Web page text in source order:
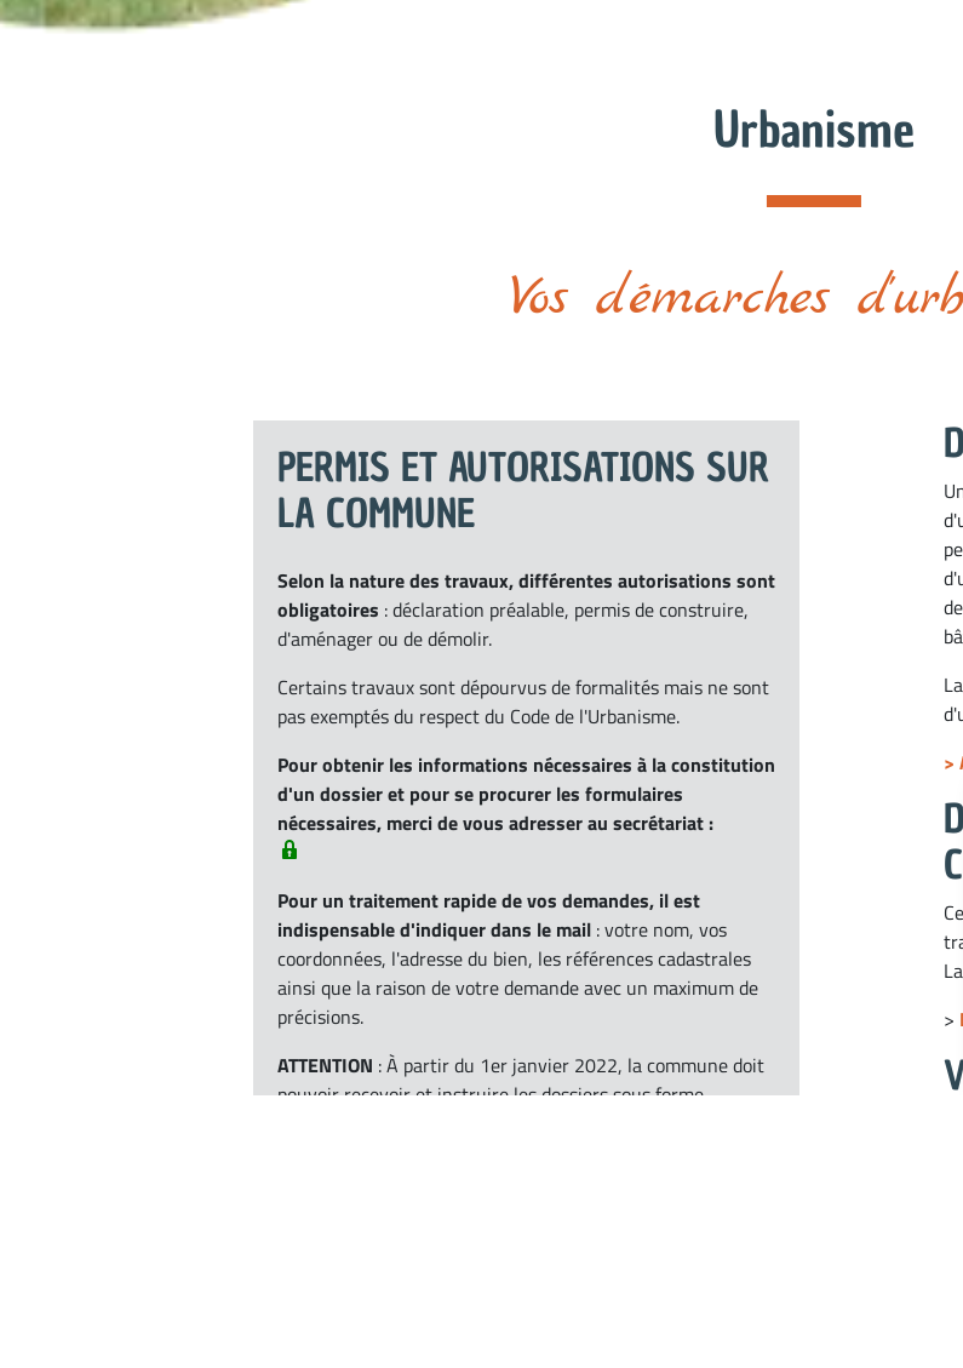
Urbanisme
Vos démarches
PERMIS ET AUTORISATIONS SUR
LA COMMUNE
Selon la nature des travaux, différentes autorisations sont
obligatoires : déclaration préalable, permis de construire,
d'aménager ou de démolir.
Certains travaux sont dépourvus de formalités mais ne sont
pas exemptés du respect du Code de l'Urbanisme.
Pour obtenir les informations nécessaires à la constitution
d'un dossier et pour se procurer les formulaires
nécessaires, merci de vous adresser au secrétariat :
Pour un traitement rapide de vos demandes, il est
indispensable d'indiquer dans le mail : votre nom, vos
coordonnées, l'adresse du bien, les références cadastrales
ainsi que la raison de votre demande avec un maximum de
précisions.
ATTENTION : À partir du 1er janvier 2022, la commune doit
pouvoir recevoir et instruire les dossiers sous forme
>
>